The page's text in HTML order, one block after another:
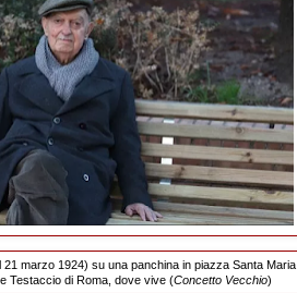
21 marzo 1924) su una panchina in piazza Santa Maria
Testaccio di Roma, dove vive (Concetto Vecchio)